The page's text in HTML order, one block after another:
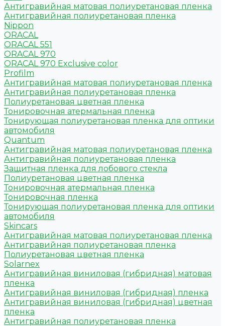
Антигравийная матовая полиуретановая пленка
Антигравийная полиуретановая пленка
Nippon
ORACAL
ORACAL 551
ORACAL 970
ORACAL 970 Exclusive color
Profilm
Антигравийная матовая полиуретановая пленка
Антигравийная полиуретановая пленка
Полиуретановая цветная пленка
Тонировочная атермальная пленка
Тонирующая полиуретановая пленка для оптики
автомобиля
Quantum
Антигравийная матовая полиуретановая пленка
Антигравийная полиуретановая пленка
Защитная пленка для лобового стекла
Полиуретановая цветная пленка
Тонировочная атермальная пленка
Тонировочная пленка
Тонирующая полиуретановая пленка для оптики
автомобиля
Skincars
Антигравийная матовая полиуретановая пленка
Антигравийная полиуретановая пленка
Полиуретановая цветная пленка
Solarnex
Антигравийная виниловая (гибридная) матовая
пленка
Антигравийная виниловая (гибридная) пленка
Антигравийная виниловая (гибридная) цветная
пленка
Антигравийная полиуретановая пленка